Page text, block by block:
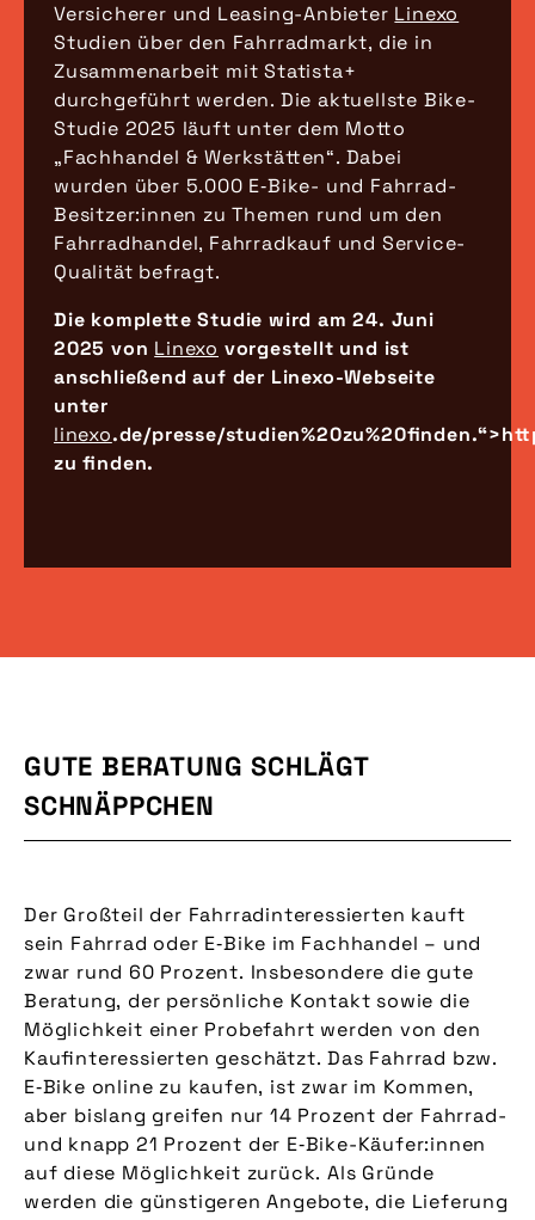
Versicherer und Leasing-Anbieter Linexo
Studien über den Fahrradmarkt, die in
Zusammenarbeit mit Statista+
durchgeführt werden. Die aktuellste Bike-
Studie 2025 läuft unter dem Motto
„Fachhandel & Werkstätten“. Dabei
wurden über 5.000 E‑Bike- und Fahrrad-
Besitzer:innen zu Themen rund um den
Fahrradhandel, Fahrradkauf und Service-
Qualität befragt.
Die komplette Studie wird am 24. Juni
2025 von Linexo vorgestellt und ist
anschließend auf der Linexo-Webseite
unter
linexo.de/presse/
zu finden.
GUTE BERATUNG SCHLÄGT
SCHNÄPPCHEN
Der Großteil der Fahrradinteressierten kauft
sein Fahrrad oder E‑Bike im Fachhandel – und
zwar rund 60 Prozent. Insbesondere die gute
Beratung, der persönliche Kontakt sowie die
Möglichkeit einer Probefahrt werden von den
Kaufinteressierten geschätzt. Das Fahrrad bzw.
E‑Bike online zu kaufen, ist zwar im Kommen,
aber bislang greifen nur 14 Prozent der Fahrrad-
und knapp 21 Prozent der E‑Bike-Käufer:innen
auf diese Möglichkeit zurück. Als Gründe
werden die günstigeren Angebote, die Lieferung